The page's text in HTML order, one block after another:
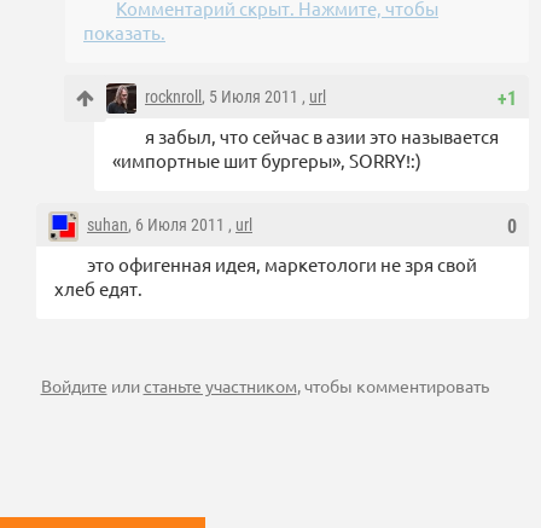
Комментарий скрыт. Нажмите, чтобы
показать.
+1
rocknroll , 5 Июля 2011 , url
я забыл, что сейчас в азии это называется
«импортные шит бургеры», SORRY!:)
0
suhan, 6 Июля 2011 , url
это офигенная идея, маркетологи не зря свой
хлеб едят.
Войдите илистаньте участником, чтобы комментировать